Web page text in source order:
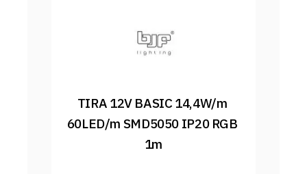
TIRA 12V BASIC 14,4W/m
60LED/m SMD5050 IP20 RGB
1m